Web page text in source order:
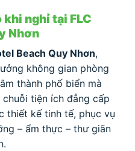
nghỉ tại FLC
Nhơn
Beach Quy Nhơn,
không gian phòng
thành phố biển mà
tiện ích đẳng cấp
thiết kế tinh tế, phục vụ
– ẩm thực – thư giãn